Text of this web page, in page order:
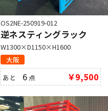
OS2NE-250919-012
逆ネスティングラック
W1300×D1150×H1600
大阪
あと 6 点 ￥9,500